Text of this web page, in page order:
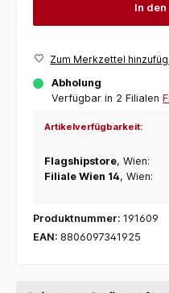
In
Zum Merkzettel
Abholung
Verfügbar in 2 Filialen
Artikelverfügbarkeit:
Flagshipstore, Wien:
Filiale Wien 14, Wien:
Produktnummer: 191609
EAN: 8806097341925